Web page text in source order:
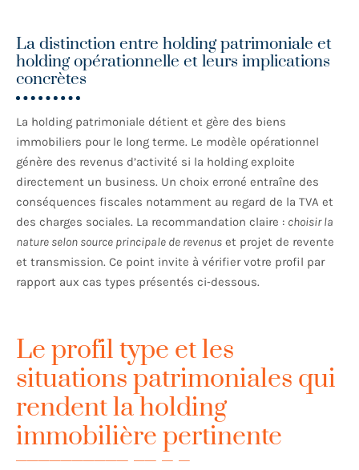
La distinction entre holding patrimoniale et
holding opérationnelle et leurs implications
concrètes
La holding patrimoniale détient et gère des biens
immobiliers pour le long terme. Le modèle opérationnel
génère des revenus d’activité si la holding exploite
directement un business. Un choix erroné entraîne des
conséquences fiscales notamment au regard de la TVA et
des charges sociales. La recommandation claire : choisir la
nature selon source principale de revenus et projet de revente
et transmission. Ce point invite à vérifier votre profil par
rapport aux cas types présentés ci‑dessous.
Le profil type et les
situations patrimoniales qui
rendent la holding
immobilière pertinente